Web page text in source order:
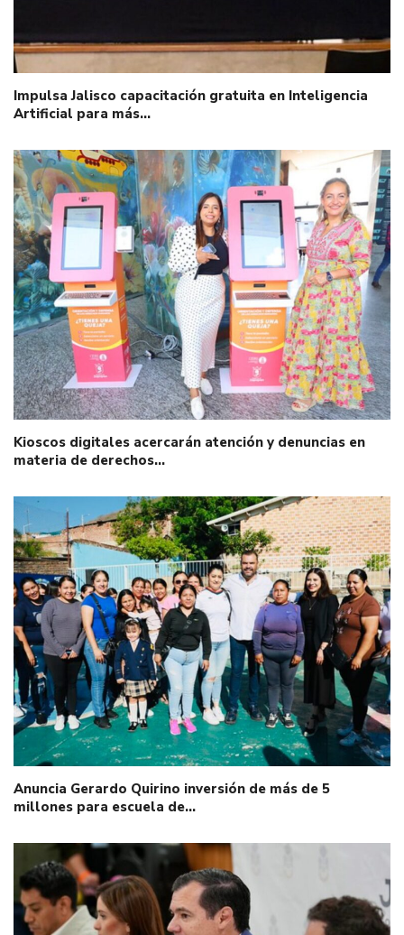
Impulsa Jalisco capacitación gratuita en Inteligencia
Artificial para más…
Kioscos digitales acercarán atención y denuncias en
materia de derechos…
Anuncia Gerardo Quirino inversión de más de 5
millones para escuela de…